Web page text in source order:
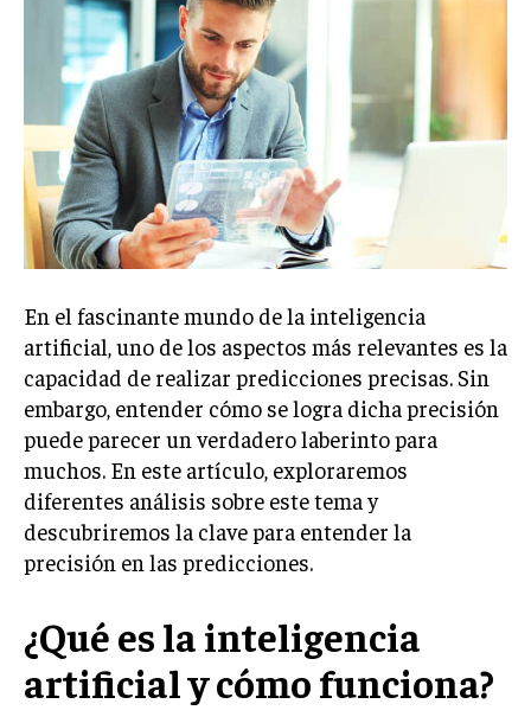
En el fascinante mundo de la inteligencia
artificial, uno de los aspectos más relevantes es la
capacidad de realizar predicciones precisas. Sin
embargo, entender cómo se logra dicha precisión
puede parecer un verdadero laberinto para
muchos. En este artículo, exploraremos
diferentes análisis sobre este tema y
descubriremos la clave para entender la
precisión en las predicciones.
¿Qué es la inteligencia
artificial y cómo funciona?